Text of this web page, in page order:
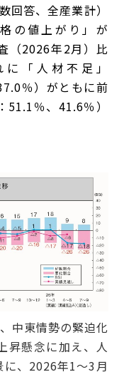
回答、全産業計）
の値上がり」が
（2026年2月）比
「人材不足」
％）がともに前
％、41.6％）
中東情勢の緊迫化
昇懸念に加え、人
、2026年1～3月